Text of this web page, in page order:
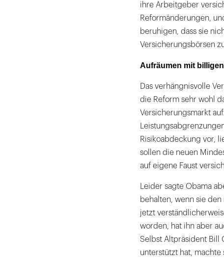
ihre Arbeitgeber
Reformänderungen,
beruhigen, dass sie
Versicherungsbörsen
Aufräumen mit
Das verhängnisvolle
die Reform sehr wohl
Versicherungsmarkt
Risikoabdeckung vor,
sollen die neuen
auf eigene Faust
Leider sagte Obama
behalten, wenn sie
jetzt
worden, hat ihn aber
Selbst Altpräsident Bill
unterstützt hat, machte